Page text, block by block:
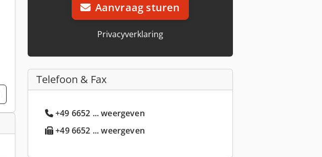
Aanvraag sturen
Privacyverklaring
Telefoon & Fax
+49 6652 ... weergeven
+49 6652 ... weergeven